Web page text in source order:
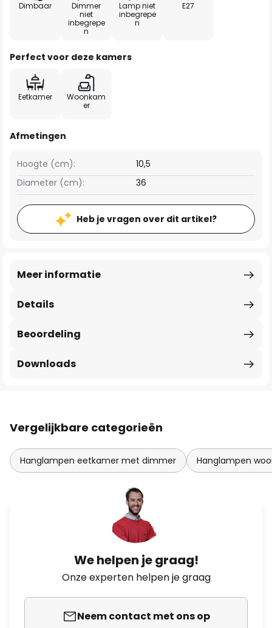
Dimbaar
Dimmer
niet
inbegrepe
n
Lamp niet
inbegrepe
n
E27
Perfect voor deze kamers
Eetkamer
Woonkam
er
Afmetingen
Hoogte (cm):
10,5
Diameter (cm):
36
Heb je vragen over dit artikel?
Details
Meer informatie
Beoordeling
Downloads
Vergelijkbare categorieën
Hanglampen eetkamer met dimmer Hanglampen
We helpen je graag!
Onze experten helpen je graag
Neem contact met ons op